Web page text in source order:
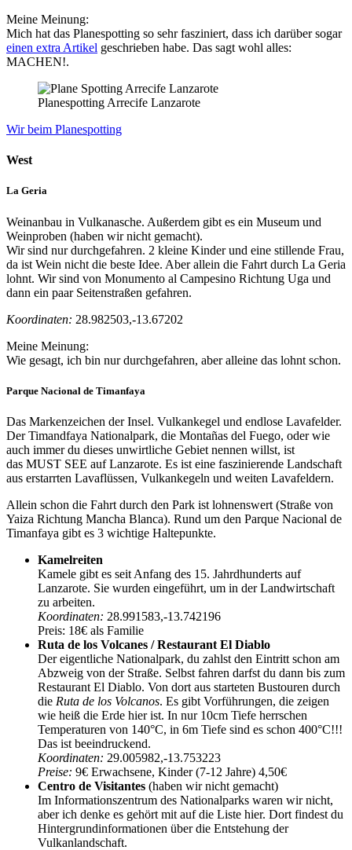
Meine Meinung:
Mich hat das Planespotting so sehr fasziniert, dass ich darüber sogar
einen extra Artikel geschrieben habe. Das sagt wohl alles:
MACHEN!.
Planespotting Arrecife Lanzarote
Wir beim Planespotting
West
La Geria
Weinanbau in Vulkanasche. Außerdem gibt es ein Museum und
Weinproben (haben wir nicht gemacht).
Wir sind nur durchgefahren. 2 kleine Kinder und eine stillende Frau,
da ist Wein nicht die beste Idee. Aber allein die Fahrt durch La Geria
lohnt. Wir sind von Monumento al Campesino Richtung Uga und
dann ein paar Seitenstraßen gefahren.
Koordinaten: 28.982503,-13.67202
Meine Meinung:
Wie gesagt, ich bin nur durchgefahren, aber alleine das lohnt schon.
Parque Nacional de Timanfaya
Das Markenzeichen der Insel. Vulkankegel und endlose Lavafelder.
Der Timandfaya Nationalpark, die Montañas del Fuego, oder wie
auch immer du dieses unwirtliche Gebiet nennen willst, ist
das MUST SEE auf Lanzarote. Es ist eine faszinierende Landschaft
aus erstarrten Lavaflüssen, Vulkankegeln und weiten Lavafeldern.
Allein schon die Fahrt durch den Park ist lohnenswert (Straße von
Yaiza Richtung Mancha Blanca). Rund um den Parque Nacional de
Timanfaya gibt es 3 wichtige Haltepunkte.
Kamelreiten
Kamele gibt es seit Anfang des 15. Jahrdhunderts auf
Lanzarote. Sie wurden eingeführt, um in der Landwirtschaft
zu arbeiten.
Koordinaten: 28.991583,-13.742196
Preis: 18€ als Familie
Ruta de los Volcanes / Restaurant El Diablo
Der eigentliche Nationalpark, du zahlst den Eintritt schon am
Abzweig von der Straße. Selbst fahren darfst du dann bis zum
Restaurant El Diablo. Von dort aus starteten Bustouren durch
die Ruta de los Volcanos. Es gibt Vorführungen, die zeigen
wie heiß die Erde hier ist. In nur 10cm Tiefe herrschen
Temperaturen von 140°C, in 6m Tiefe sind es schon 400°C!!!
Das ist beeindruckend.
Koordinaten: 29.005982,-13.753223
Preise: 9€ Erwachsene, Kinder (7-12 Jahre) 4,50€
Centro de Visitantes (haben wir nicht gemacht)
Im Informationszentrum des Nationalparks waren wir nicht,
aber ich denke es gehört mit auf die Liste hier. Dort findest du
Hintergrundinformationen über die Entstehung der
Vulkanlandschaft.